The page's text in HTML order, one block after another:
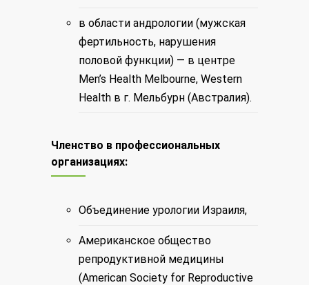
в области андрологии (мужская
фертильность, нарушения
половой функции) — в центре
Men’s Health Melbourne, Western
Health в г. Мельбурн (Австралия).
Членство в профессиональных
организациях:
Объединение урологии Израиля,
Американское общество
репродуктивной медицины
(American Society for Reproductive